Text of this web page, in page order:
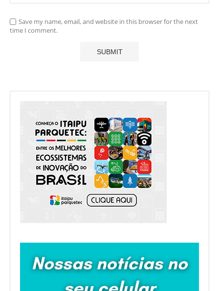
Save my name, email, and website in this browser for the next
time I comment.